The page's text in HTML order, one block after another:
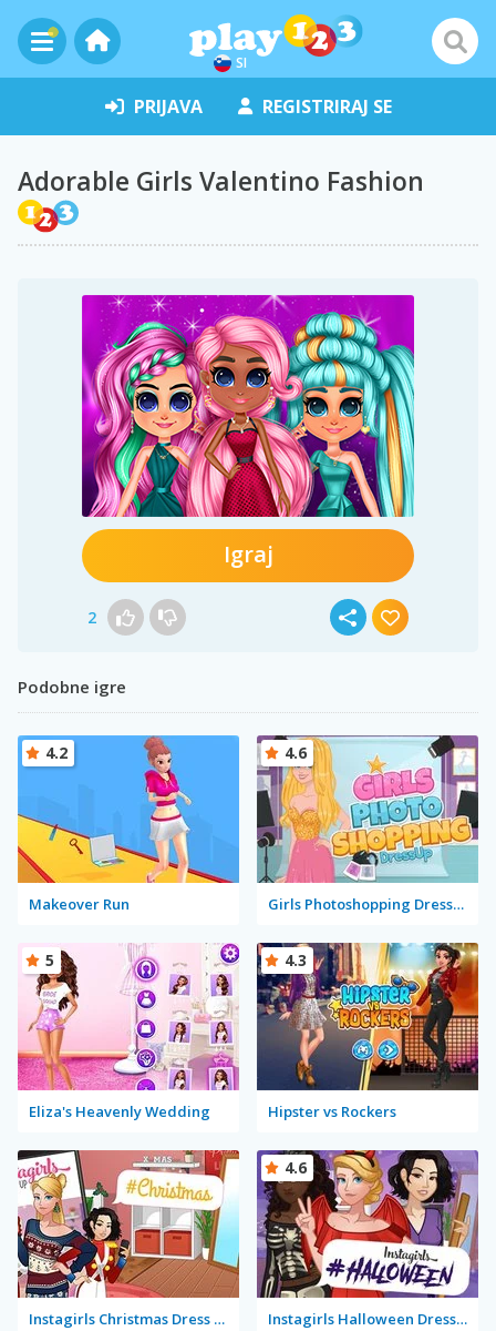
SI
PRIJAVA REGISTRIRAJ SE
Adorable Girls Valentino Fashion
Igraj
2
Podobne igre
Makeover Run
4.2
Girls Photoshopping Dressup
4.6
Eliza's Heavenly Wedding
5
Hipster vs Rockers
4.3
Instagirls Christmas Dress Up Instagirls Halloween Dress Up
4.6